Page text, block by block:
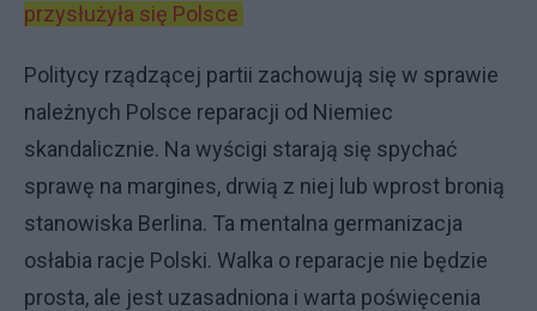
przysłużyła się Polsce
Politycy rządzącej partii zachowują się w sprawie
należnych Polsce reparacji od Niemiec
skandalicznie. Na wyścigi starają się spychać
sprawę na margines, drwią z niej lub wprost bronią
stanowiska Berlina. Ta mentalna germanizacja
osłabia racje Polski. Walka o reparacje nie będzie
prosta, ale jest uzasadniona i warta poświęcenia